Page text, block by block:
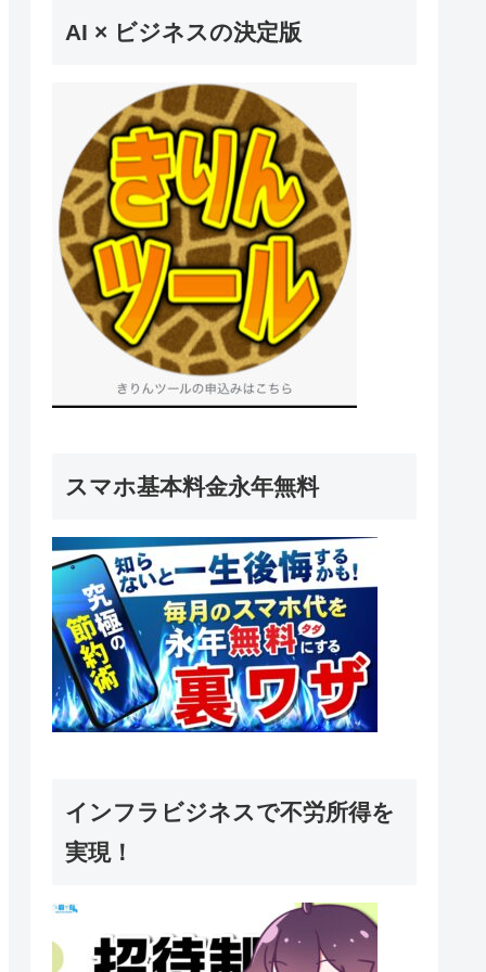
AI × ビジネスの決定版
スマホ基本料金永年無料
インフラビジネスで不労所得を
実現！